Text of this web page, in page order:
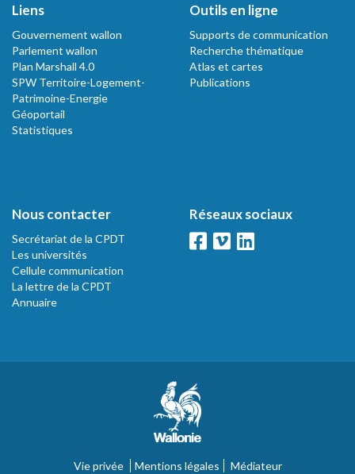
Liens
Gouvernement wallon
Parlement wallon
Plan Marshall 4.0
SPW Territoire-Logement-
Patrimoine-Energie
Géoportail
Statistiques
Outils en ligne
Supports de communication
Recherche thématique
Atlas et cartes
Publications
Nous contacter
Secrétariat de la CPDT
Les universités
Cellule communication
La lettre de la CPDT
Annuaire
Réseaux sociaux
Vie privée Mentions légales Médiateur